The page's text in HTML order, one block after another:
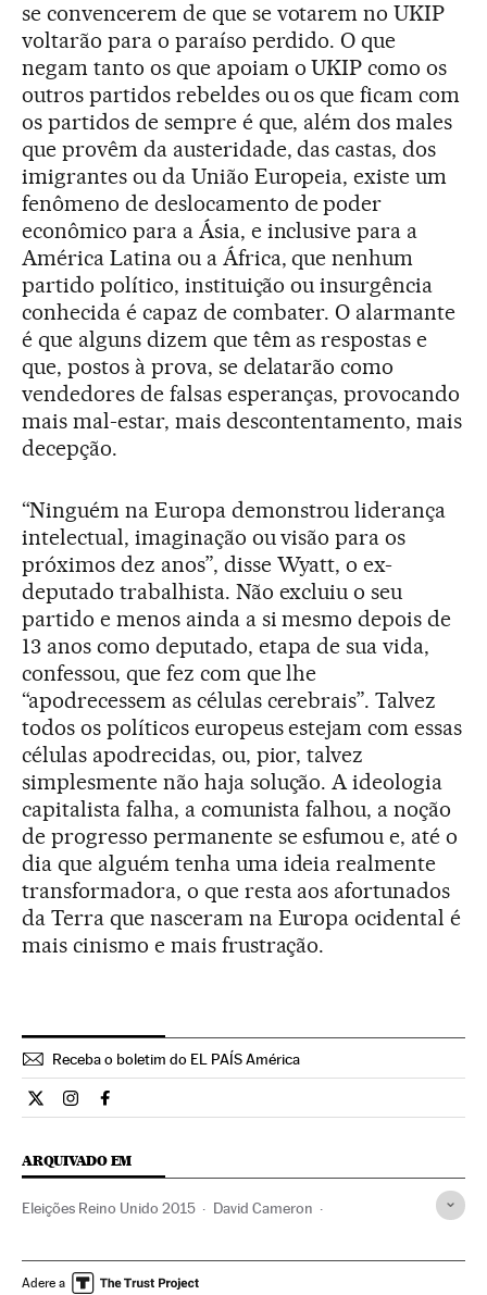
se convencerem de que se votarem no UKIP
voltarão para o paraíso perdido. O que
negam tanto os que apoiam o UKIP como os
outros partidos rebeldes ou os que ficam com
os partidos de sempre é que, além dos males
que provêm da austeridade, das castas, dos
imigrantes ou da União Europeia, existe um
fenômeno de deslocamento de poder
econômico para a Ásia, e inclusive para a
América Latina ou a África, que nenhum
partido político, instituição ou insurgência
conhecida é capaz de combater. O alarmante
é que alguns dizem que têm as respostas e
que, postos à prova, se delatarão como
vendedores de falsas esperanças, provocando
mais mal-estar, mais descontentamento, mais
decepção.
“Ninguém na Europa demonstrou liderança
intelectual, imaginação ou visão para os
próximos dez anos”, disse Wyatt, o ex-
deputado trabalhista. Não excluiu o seu
partido e menos ainda a si mesmo depois de
13 anos como deputado, etapa de sua vida,
confessou, que fez com que lhe
“apodrecessem as células cerebrais”. Talvez
todos os políticos europeus estejam com essas
células apodrecidas, ou, pior, talvez
simplesmente não haja solução. A ideologia
capitalista falha, a comunista falhou, a noção
de progresso permanente se esfumou e, até o
dia que alguém tenha uma ideia realmente
transformadora, o que resta aos afortunados
da Terra que nasceram na Europa ocidental é
mais cinismo e mais frustração.
Receba o boletim do EL PAÍS América
Internacional El País Brasil en Twitter
Internacional El País Brasil en Instagram
Internacional El País Brasil en Facebook
ARQUIVADO EM
Eleições Reino Unido 2015 David Cameron
Partidos políticos Política
Adere a